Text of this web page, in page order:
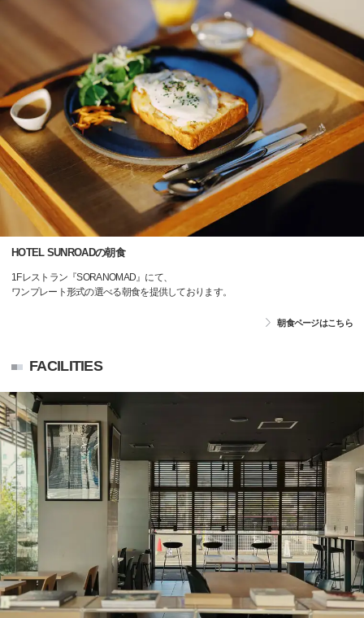
HOTEL SUNROADの朝食
1Fレストラン『SORANOMAD』にて、
ワンプレート形式の選べる朝食を提供しております。
朝食ページはこちら
FACILITIES